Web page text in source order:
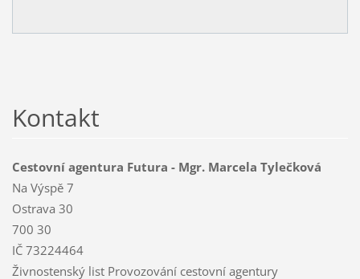
Kontakt
Cestovní agentura Futura - Mgr. Marcela Tylečková
Na Výspě 7
Ostrava 30
700 30
IČ 73224464
Živnostenský list Provozování cestovní agentury